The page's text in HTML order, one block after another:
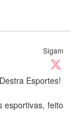
Sigam
Esportes!
esportivas, feito